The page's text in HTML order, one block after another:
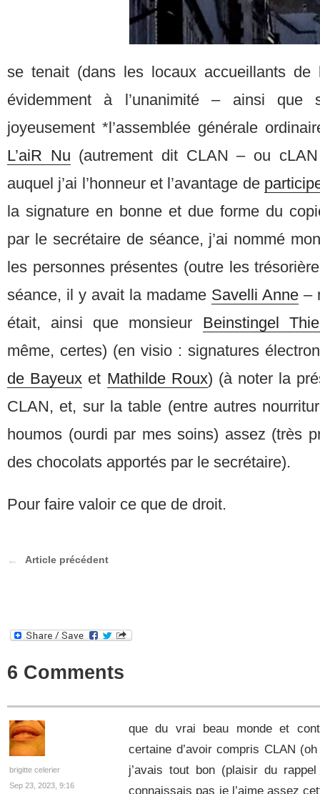
se tenait (dans les locaux accueillants
évidemment à l’unanimité – ainsi
joyeusement *l’assemblée générale
L’aiR Nu (autrement dit CLAN – ou
auquel j’ai l’honneur et l’avantage de
la signature en bonne et due forme du
par le secrétaire de séance, j’ai nommé
les personnes présentes (outre les
séance, il y avait la madame Savelli Anne –
était, ainsi que monsieur Beinstingel
même, certes) (en visio : signatures
de Bayeux et Mathilde Roux) (à noter la
CLAN, et, sur la table (entre autres
houmos (ourdi par mes soins) assez (très
des chocolats apportés par le secrétaire).
Pour faire valoir ce que de droit.
Article précédent
6 Comments
brigitte celerier
Sep 23, 2023, 9:16
que du vrai beau monde et
certaine d’avoir compris CLAN
j’avais tout bon (plaisir du
connaissais pas je l’aime assez